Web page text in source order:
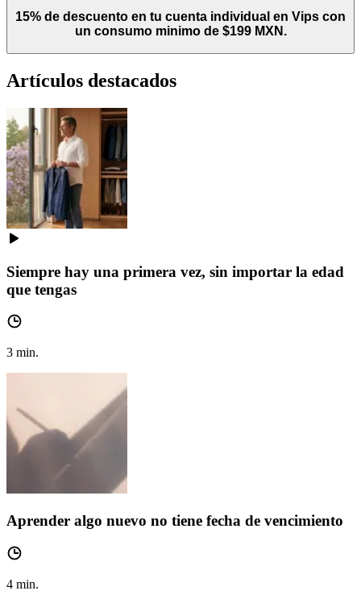
15% de descuento en tu cuenta individual en Vips con
un consumo minimo de $199 MXN.
Artículos destacados
Siempre hay una primera vez, sin importar la edad
que tengas
3 min.
Aprender algo nuevo no tiene fecha de vencimiento
4 min.